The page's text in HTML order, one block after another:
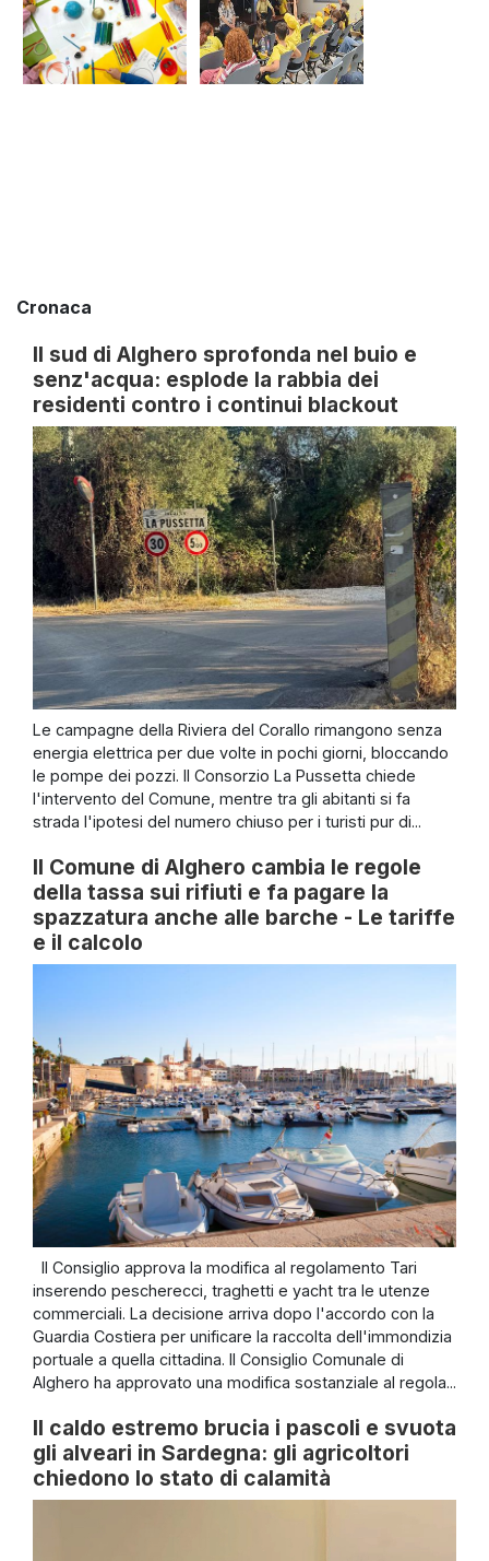
Cronaca
Il sud di Alghero sprofonda nel buio e
senz'acqua: esplode la rabbia dei
residenti contro i continui blackout
Le campagne della Riviera del Corallo rimangono senza
energia elettrica per due volte in pochi giorni, bloccando
le pompe dei pozzi. Il Consorzio La Pussetta chiede
l'intervento del Comune, mentre tra gli abitanti si fa
strada l'ipotesi del numero chiuso per i turisti pur di...
Il Comune di Alghero cambia le regole
della tassa sui rifiuti e fa pagare la
spazzatura anche alle barche - Le tariffe
e il calcolo
Il Consiglio approva la modifica al regolamento Tari
inserendo pescherecci, traghetti e yacht tra le utenze
commerciali. La decisione arriva dopo l'accordo con la
Guardia Costiera per unificare la raccolta dell'immondizia
portuale a quella cittadina. Il Consiglio Comunale di
Alghero ha approvato una modifica sostanziale al regola...
Il caldo estremo brucia i pascoli e svuota
gli alveari in Sardegna: gli agricoltori
chiedono lo stato di calamità